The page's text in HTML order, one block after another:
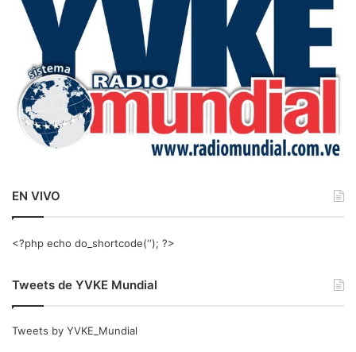
EN VIVO
<?php echo do_shortcode(‘‘); ?>
Tweets de YVKE Mundial
Tweets by YVKE_Mundial